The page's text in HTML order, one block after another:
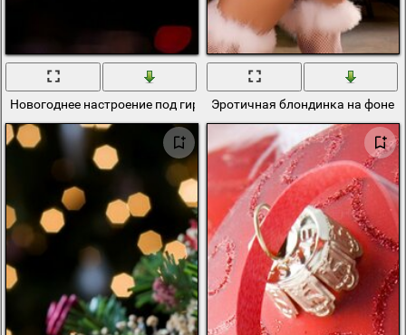
Новогоднее настроение под гирляндыЭротичная блондинка на фоне